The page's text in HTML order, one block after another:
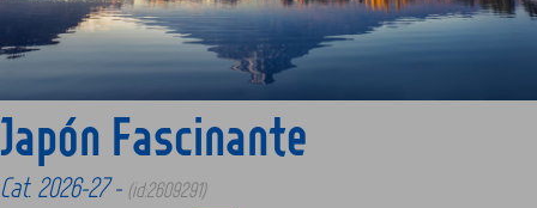
ORIENTE
Japón Fascinante
Cat. 2026-27 - (id:2609291)